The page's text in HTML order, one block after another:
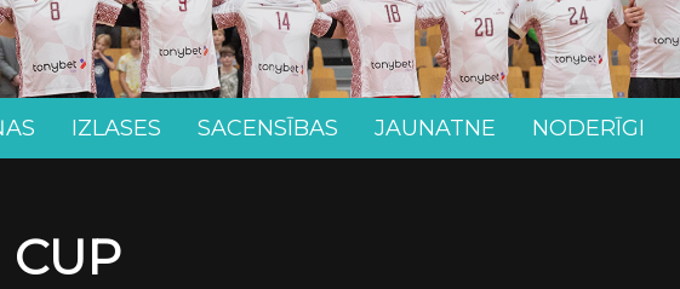
IZLASES SACENSĪBAS JAUNATNE NODERĪGI
CUP